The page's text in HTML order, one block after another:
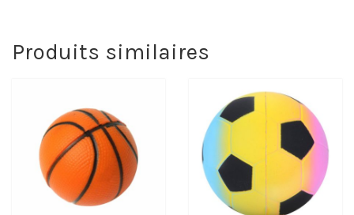
Paiement sécurisé
bienfaits de nos Squishies
Moelleux et ultra doux au touché laissez vous
emporter par le parfum de vos futurs Squishys. Cette
authentique boule anti-stress vous invite à profiter
d’un instant de détente. Où que vous soyez, il vous
Produits similaires